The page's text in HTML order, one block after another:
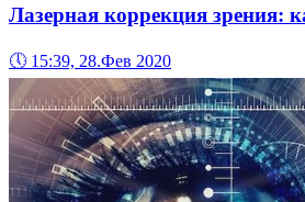
Лазерная коррекция зрения:
🕔 15:39, 28.Фев 2020